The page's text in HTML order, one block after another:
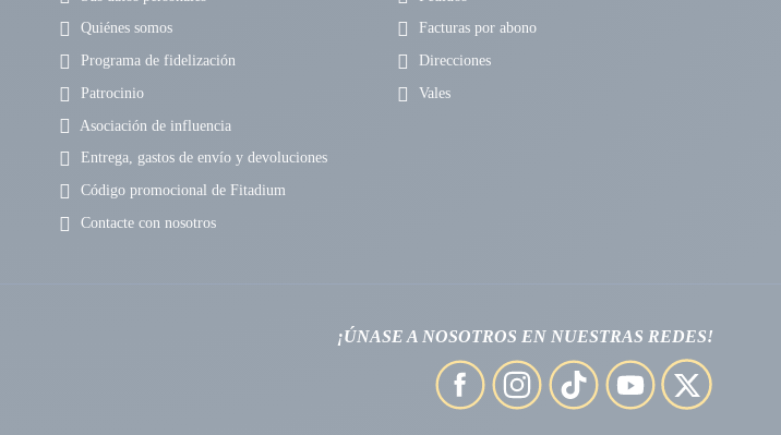
Quiénes somos
Programa de fidelización
Patrocinio
Asociación de influencia
Entrega, gastos de envío y devoluciones
Código promocional de Fitadium
Contacte con nosotros
Facturas por abono
Direcciones
Vales
¡ÚNASE A NOSOTROS EN NUESTRAS REDES!